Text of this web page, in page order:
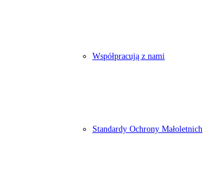
Współpracują z nami
Standardy Ochrony Małoletnich